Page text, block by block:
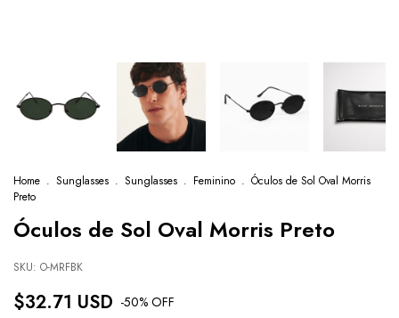
Home . Sunglasses . Sunglasses . Feminino . Óculos de Sol Oval Morris
Preto
Óculos de Sol Oval Morris Preto
SKU: O-MRFBK
$32.71 USD -50% OFF